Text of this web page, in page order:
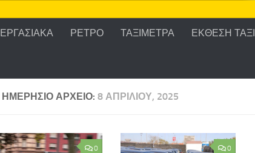
ΕΡΓΑΣΙΑΚΑ ΡΕΤΡΟ ΤΑΞΙΜΕΤΡΑ ΕΚΘΕΣΗ ΤΑΞΙ
ΗΜΕΡΉΣΙΟ ΑΡΧΕΊΟ: 8 ΑΠΡΙΛΊΟΥ, 2025
0 0